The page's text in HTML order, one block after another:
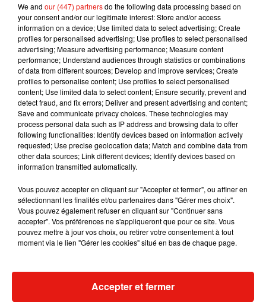
Musique
RÜFÜS DU SOL annonce un nouvel
collaboration
+ DE MUSIQUE
We and our (447) partnersdo the following data processing based on
your consent and/or our legitimate interest: Store and/or access
information on a device; Use limited data to select advertising; Create
profiles for personalised advertising; Use profiles to select personalised
advertising; Measure advertising performance; Measure content
performance; Understand audiences through statistics or combinations
of data from different sources; Develop and improve services; Create
profiles to personalise content; Use profiles to select personalised
content; Use limited data to select content; Ensure security, prevent and
detect fraud, and fix errors; Deliver and present advertising and content;
Save and communicate privacy choices. These technologies may
process personal data such as IP address and browsing data to offer
following functionalities: Identify devices based on information actively
requested; Use precise geolocation data; Match and combine data from
other data sources; Link different devices; Identify devices based on
information transmitted automatically.
Vous pouvez accepter en cliquant sur "Accepter et fermer", ou affiner en
sélectionnant les finalités et/ou partenaires dans "Gérer mes choix".
Vous pouvez également refuser en cliquant sur "Continuer sans
accepter". Vos préférences ne s'appliqueront que pour ce site. Vous
pouvez mettre à jour vos choix, ou retirer votre consentement à tout
moment via le lien "Gérer les cookies" situé en bas de chaque page.
Accepter et fermer